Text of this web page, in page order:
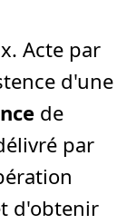
Acte par
d'une
de
par
d'obtenir